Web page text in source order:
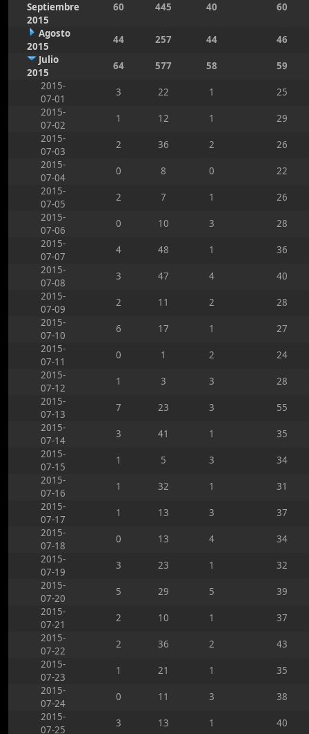
Septiembre
2015
60 445 40 60
Agosto
2015
44 257 44
46
Julio
2015
64 577 58
59
2015-
07-01
3 22 1
25
2015-
07-02
1 12 1
29
2015-
07-03
2 36 2
26
2015-
07-04
0 8 0
22
2015-
07-05
2 7 1
26
2015-
07-06
0 10 3
28
2015-
07-07
4 48 1
36
2015-
07-08
3 47 4
40
2015-
07-09
2 11 2
28
2015-
07-10
6 17 1
27
2015-
07-11
0 1 2
24
2015-
07-12
1 3 3
28
2015-
07-13
7 23 3
55
2015-
07-14
3 41 1
35
2015-
07-15
1 5 3
34
2015-
07-16
1 32 1
31
2015-
07-17
1 13 3
37
2015-
07-18
0 13 4
34
2015-
07-19
3 23 1
32
2015-
07-20
5 29 5
39
2015-
07-21
2 10 1
37
2015-
07-22
2 36 2
43
2015-
07-23
1 21 1
35
2015-
07-24
0 11 3
38
2015-
07-25
3 13 1
40